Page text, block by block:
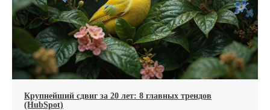
Крупнейший сдвиг за 20 лет: 8 главных трендов
(HubSpot)